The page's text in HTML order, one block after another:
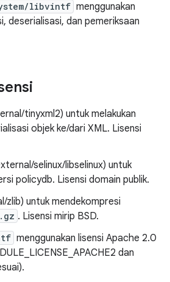
libvintf menggunakan
deserialisasi, dan pemeriksaan
tinyxml2) untuk melakukan
objek ke/dari XML. Lisensi
selinux/libselinux) untuk
policydb. Lisensi domain publik.
zlib) untuk mendekompresi
. Lisensi mirip BSD.
menggunakan lisensi Apache 2.0
dan